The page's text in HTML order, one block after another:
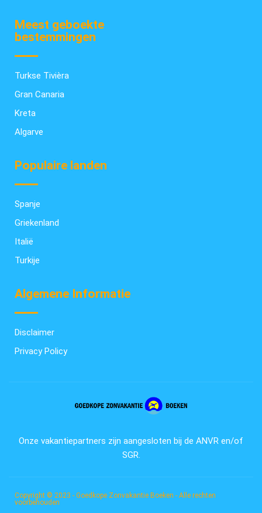
Meest geboekte
bestemmingen
Turkse Tivièra
Gran Canaria
Kreta
Algarve
Populaire landen
Spanje
Griekenland
Italië
Turkije
Algemene Informatie
Disclaimer
Privacy Policy
Onze vakantiepartners zijn aangesloten bij de ANVR en/of
SGR.
Copyright © 2023 - Goedkope Zonvakantie Boeken - Alle rechten
voorbehouden